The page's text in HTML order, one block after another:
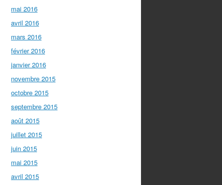
mai 2016
avril 2016
mars 2016
février 2016
janvier 2016
novembre 2015
octobre 2015
septembre 2015
août 2015
juillet 2015
juin 2015
mai 2015
avril 2015